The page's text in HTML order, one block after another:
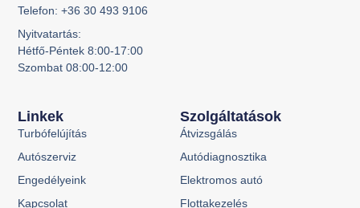
Szolgáltatások
Átvizsgálás
Autódiagnosztika
Elektromos autó
Flottakezelés
Linkek
Turbófelújítás
Autószerviz
Engedélyeink
Kapcsolat
Telefon: +36 30 493 9106
Nyitvatartás:
Hétfő-Péntek 8:00-17:00
Szombat 08:00-12:00